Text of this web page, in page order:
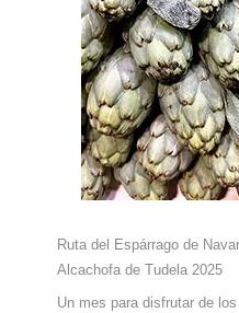
Ruta del Espárrago de
Alcachofa de Tudela 2025
Un mes para disfrutar de los